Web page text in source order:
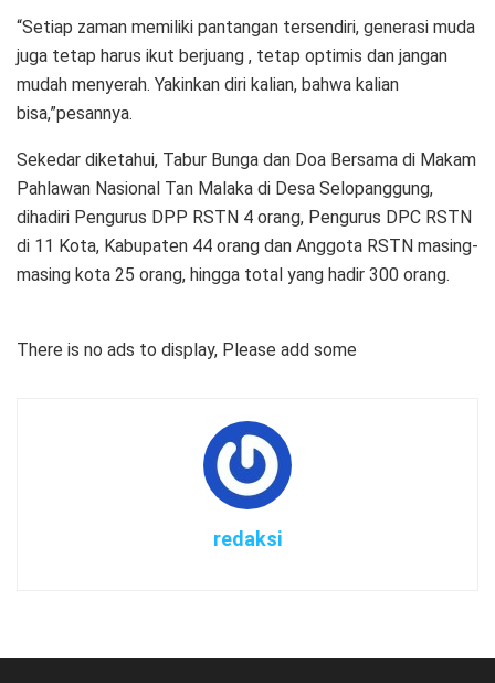
“Setiap zaman memiliki pantangan tersendiri, generasi muda
juga tetap harus ikut berjuang , tetap optimis dan jangan
mudah menyerah. Yakinkan diri kalian, bahwa kalian
bisa,”pesannya.
Sekedar diketahui, Tabur Bunga dan Doa Bersama di Makam
Pahlawan Nasional Tan Malaka di Desa Selopanggung,
dihadiri Pengurus DPP RSTN 4 orang, Pengurus DPC RSTN
di 11 Kota, Kabupaten 44 orang dan Anggota RSTN masing-
masing kota 25 orang, hingga total yang hadir 300 orang.
There is no ads to display, Please add some
redaksi